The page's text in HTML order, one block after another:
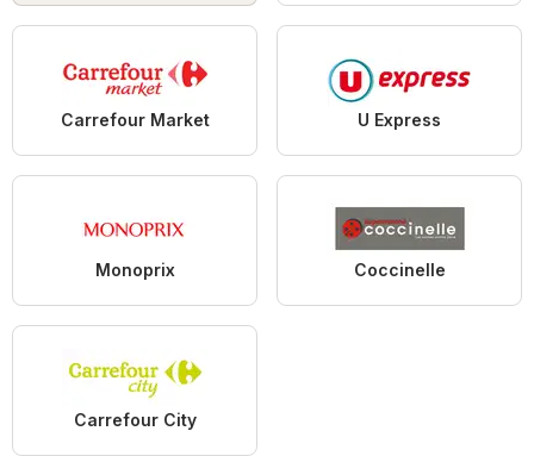
Carrefour Market U Express
Monoprix Coccinelle
Carrefour City